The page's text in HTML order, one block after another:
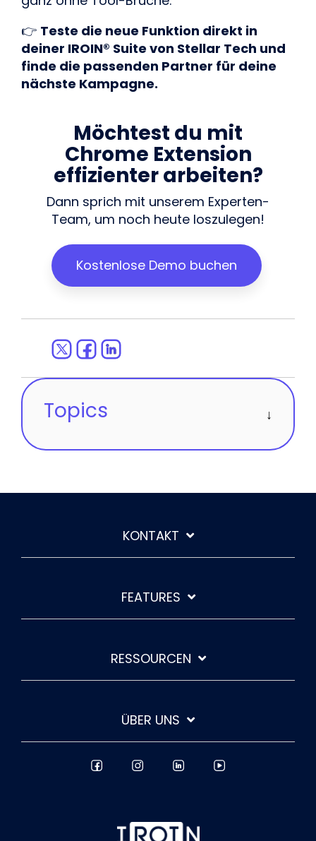
👉 Teste die neue Funktion direkt in
deiner IROIN® Suite von Stellar Tech und
finde die passenden Partner für deine
nächste Kampagne.
Möchtest du mit
Chrome Extension
effizienter arbeiten?
Dann sprich mit unserem Experten-
Team, um noch heute loszulegen!
Kostenlose Demo buchen
Topics
KONTAKT
FEATURES
RESSOURCEN
ÜBER UNS